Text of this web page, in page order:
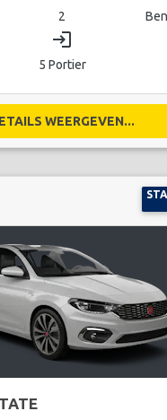
2
login
5 Portier
WEERGEVEN...